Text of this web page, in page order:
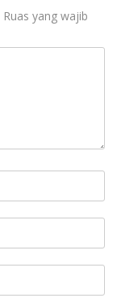
Ruas yang wajib